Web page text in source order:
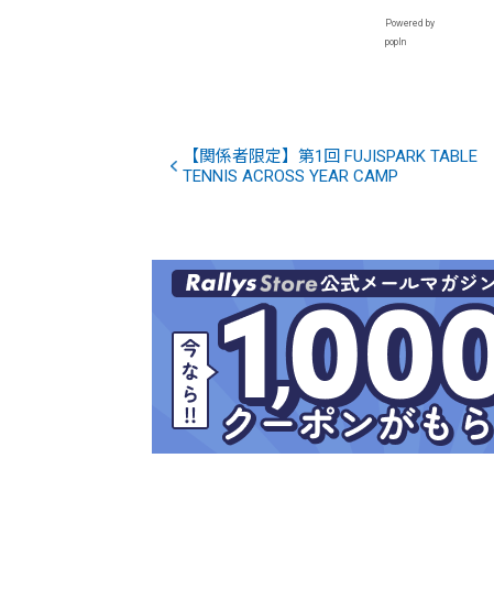
Powered by
popIn
【関係者限定】第1回 FUJISPARK TABLE
TENNIS ACROSS YEAR CAMP